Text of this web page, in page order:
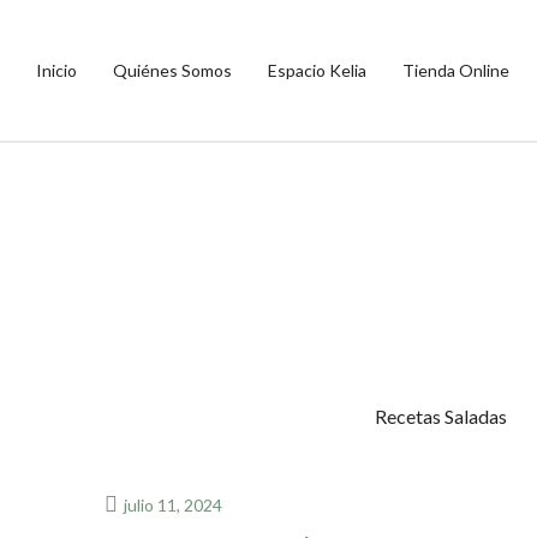
Inicio Quiénes Somos Espacio Kelia Tienda Online
Recetas Saladas
julio 11, 2024